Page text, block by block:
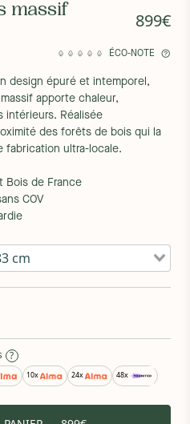
massif
899€
ÉCO-NOTE
design épuré et intemporel,
apporte chaleur,
intérieurs. Réalisée
des forêts de bois qui la
fabrication ultra-locale.
Bois de France
COV
cm
?
10x 24x 48x